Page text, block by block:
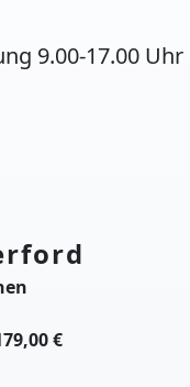
9.00-17.00 Uhr
€